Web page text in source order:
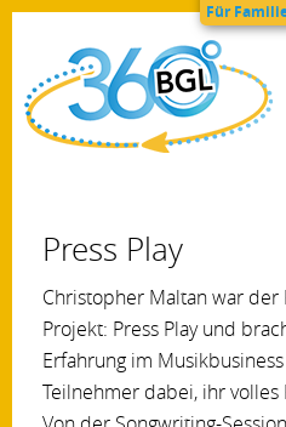
Für
Zum
Inhalt
springen
Press Play
Christopher Maltan war
Projekt: Press Play und
Erfahrung im
Teilnehmer dabei, ihr volles